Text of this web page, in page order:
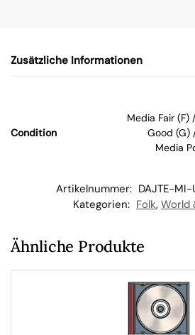
W
Zusätzliche Informationen
Condition
Media Fair (F)
Good (G)
Media
Artikelnummer: DAJTE-MI-
Kategorien: Folk, World
Ähnliche Produkte